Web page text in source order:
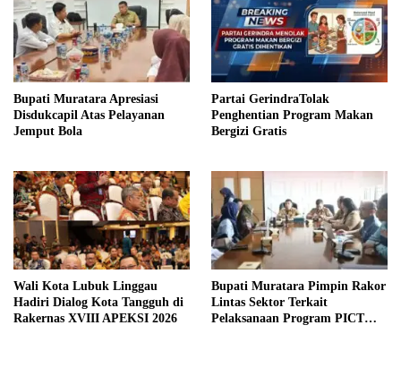
Bupati Muratara Apresiasi
Disdukcapil Atas Pelayanan
Jemput Bola
Partai GerindraTolak
Penghentian Program Makan
Bergizi Gratis
Wali Kota Lubuk Linggau
Hadiri Dialog Kota Tangguh di
Rakernas XVIII APEKSI 2026
Bupati Muratara Pimpin Rakor
Lintas Sektor Terkait
Pelaksanaan Program PICT